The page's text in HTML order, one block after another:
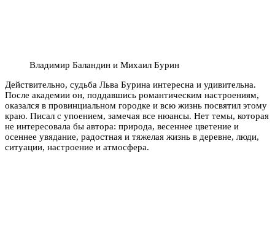
Владимир Баландин и Михаил Бурин
Действительно, судьба Льва Бурина интересна и удивительна.
После академии он, поддавшись романтическим настроениям,
оказался в провинциальном городке и всю жизнь посвятил этому
краю. Писал с упоением, замечая все нюансы. Нет темы, которая
не интересовала бы автора: природа, весеннее цветение и
осеннее увядание, радостная и тяжелая жизнь в деревне, люди,
ситуации, настроение и атмосфера.